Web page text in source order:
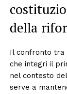
della
Il confronto tra
che integri il
nel contesto
serve a